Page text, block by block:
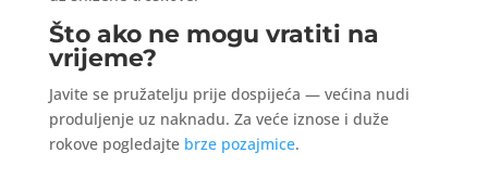
Što ako ne mogu vratiti na
vrijeme?
Javite se pružatelju prije dospijeća — većina nudi
produljenje uz naknadu. Za veće iznose i duže
rokove pogledajte brze pozajmice.